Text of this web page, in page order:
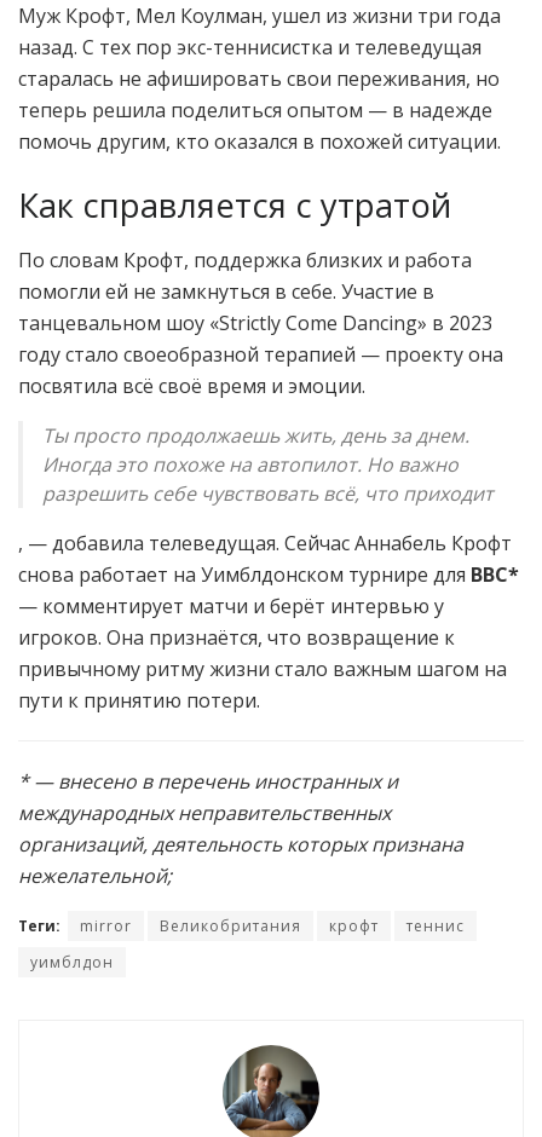
Муж Крофт, Мел Коулман, ушел из жизни три года
назад. С тех пор экс-теннисистка и телеведущая
старалась не афишировать свои переживания, но
теперь решила поделиться опытом — в надежде
помочь другим, кто оказался в похожей ситуации.
Как справляется с утратой
По словам Крофт, поддержка близких и работа
помогли ей не замкнуться в себе. Участие в
танцевальном шоу «Strictly Come Dancing» в 2023
году стало своеобразной терапией — проекту она
посвятила всё своё время и эмоции.
Ты просто продолжаешь жить, день за днем.
Иногда это похоже на автопилот. Но важно
разрешить себе чувствовать всё, что приходит
, — добавила телеведущая. Сейчас Аннабель Крофт
снова работает на Уимблдонском турнире для BBC*
— комментирует матчи и берёт интервью у
игроков. Она признаётся, что возвращение к
привычному ритму жизни стало важным шагом на
пути к принятию потери.
* — внесено в перечень иностранных и
международных неправительственных
организаций, деятельность которых признана
нежелательной;
Теги: mirror Великобритания крофт
теннис
уимблдон